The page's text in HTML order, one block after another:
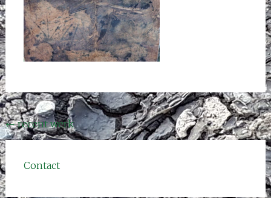
Bericht
navigatie
←recent werk
Contact